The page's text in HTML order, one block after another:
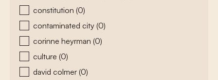
constitution (0)
contaminated city (0)
corinne heyrman (0)
culture (0)
david colmer (0)